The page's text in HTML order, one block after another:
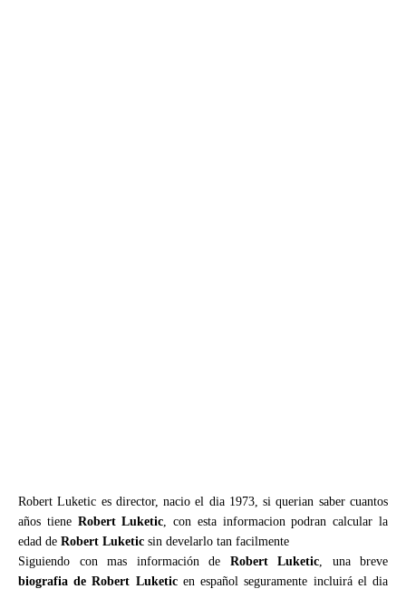
Robert Luketic es director, nacio el dia 1973, si querian saber cuantos
años tiene Robert Luketic, con esta informacion podran calcular la
edad de Robert Luketic sin develarlo tan facilmente
Siguiendo con mas información de Robert Luketic, una breve
biografia de Robert Luketicen español seguramente incluirá el dia